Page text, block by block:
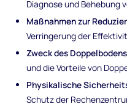
Diagnose und Behebung
Maßnahmen zur
Verringerung der
Zweck des
und die Vorteile von
Physikalische
Schutz der